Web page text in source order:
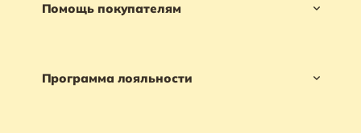
Помощь покупателям
Программа лояльности